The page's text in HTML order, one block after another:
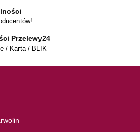
Przelewy24
/ Karta / BLIK